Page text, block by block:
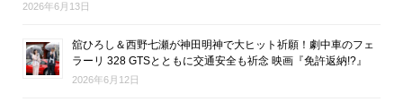
2026年6月13日
舘ひろし＆西野七瀬が神田明神で大ヒット祈願！劇中車のフェ
ラーリ 328 GTSとともに交通安全も祈念 映画『免許返納!?』
2026年6月12日